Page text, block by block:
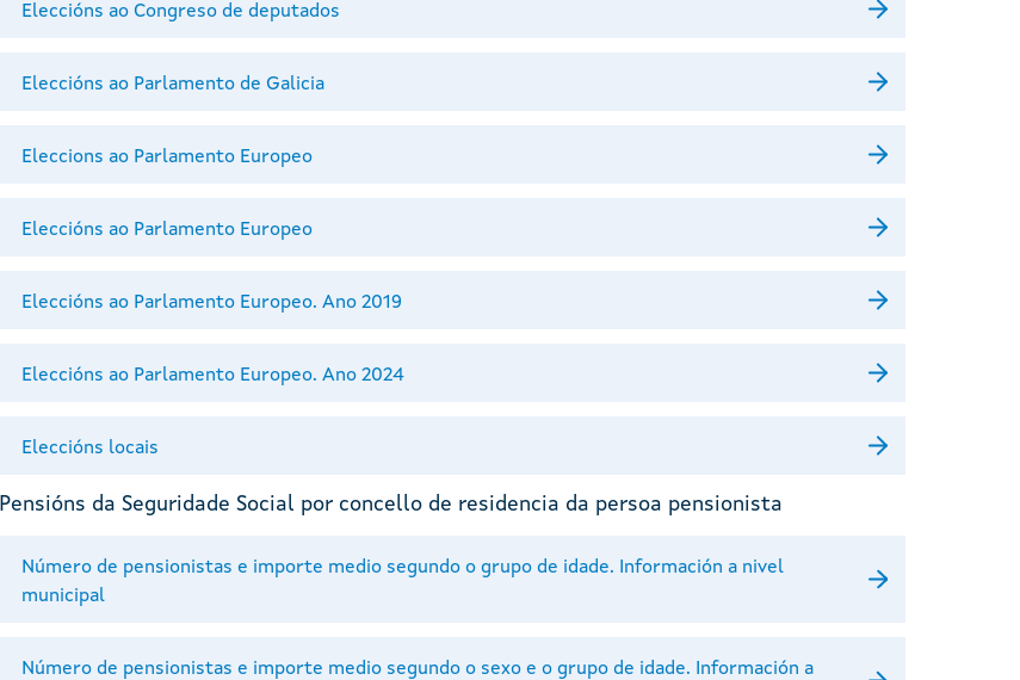
Eleccións ao Congreso de deputados
Eleccións ao Parlamento de Galicia
Eleccions ao Parlamento Europeo
Eleccións ao Parlamento Europeo
Eleccións ao Parlamento Europeo. Ano 2019
Eleccións ao Parlamento Europeo. Ano 2024
Eleccións locais
Pensións da Seguridade Social por concello de residencia da persoa pensionista
Número de pensionistas e importe medio segundo o grupo de idade. Información a nivel
municipal
Número de pensionistas e importe medio segundo o sexo e o grupo de idade. Información a